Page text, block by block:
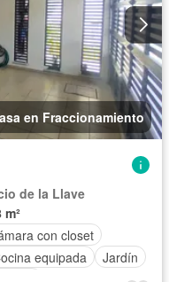
en Fraccionamiento
de la Llave
m²
con closet
equipada
Jardín